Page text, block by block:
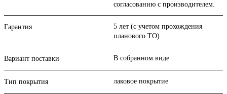
согласованию с производителем.
Гарантия
5 лет (с учетом прохождения
планового ТО)
Вариант поставки В собранном виде
Тип покрытия лаковое покрытие